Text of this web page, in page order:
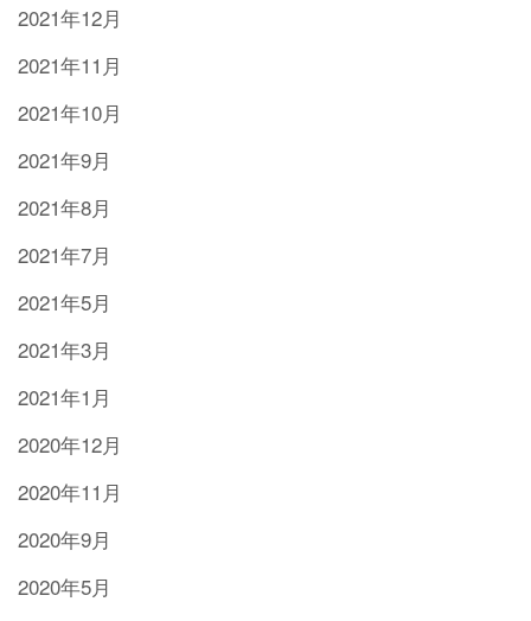
2021年12月
2021年11月
2021年10月
2021年9月
2021年8月
2021年7月
2021年5月
2021年3月
2021年1月
2020年12月
2020年11月
2020年9月
2020年5月